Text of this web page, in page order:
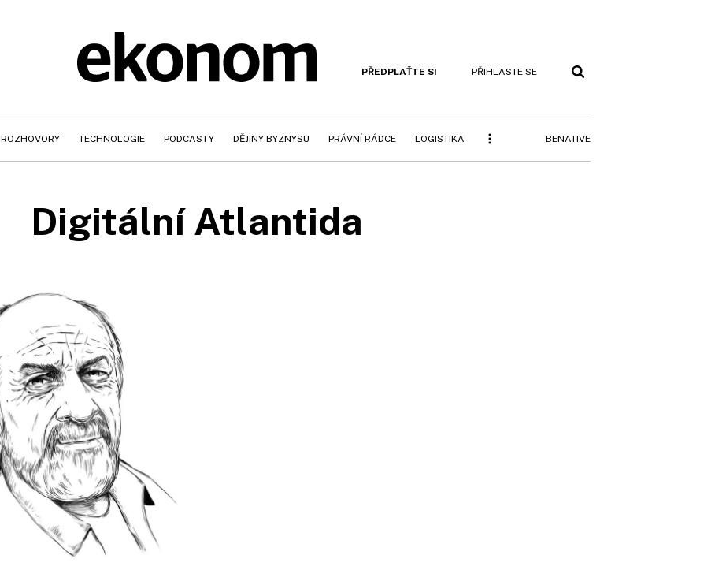
PŘEDPLAŤTE SI PŘIHLASTE SE
ROZHOVORY TECHNOLOGIE PODCASTY DĚJINY BYZNYSU PRÁVNÍ RÁDCE LOGISTIKA BENATIVE
Digitální Atlantida